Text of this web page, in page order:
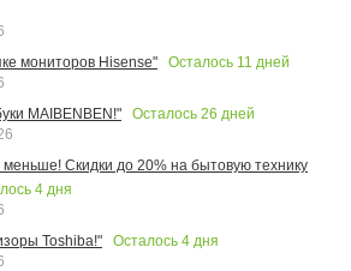
мониторов Hisense"
Осталось 11 дней
MAIBENBEN!"
Осталось 26 дней
Скидки до 20% на бытовую технику
4 дня
Toshiba!"
Осталось 4 дня